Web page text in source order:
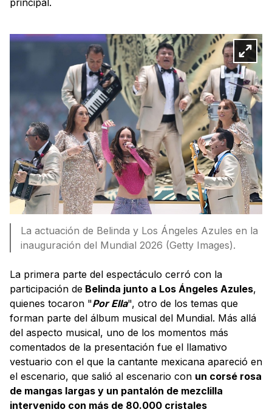
La actuación de Belinda y Los Ángeles Azules en la
inauguración del Mundial 2026 (Getty Images).
La primera parte del espectáculo cerró con la
participación de Belinda junto a Los Ángeles Azules,
quienes tocaron "Por Ella", otro de los temas que
forman parte del álbum musical del Mundial. Más allá
del aspecto musical, uno de los momentos más
comentados de la presentación fue el llamativo
vestuario con el que la cantante mexicana apareció en
el escenario, que salió al escenario con un corsé rosa
de mangas largas y un pantalón de mezclilla
intervenido con más de 80.000 cristales